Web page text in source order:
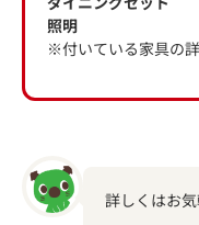
照明
※付いている家具の
詳しくはお